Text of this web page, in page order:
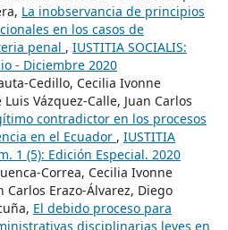
La inobservancia de principios
en los casos de
penal , IUSTITIA SOCIALIS:
- Diciembre 2020
Cedillo, Cecilia Ivonne
Vázquez-Calle, Juan Carlos
contradictor en los procesos
en el Ecuador , IUSTITIA
1 (5): Edición Especial. 2020
Correa, Cecilia Ivonne
Carlos Erazo-Álvarez, Diego
El debido proceso para
disciplinarias leves en